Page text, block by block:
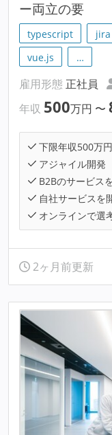
ー両立の要
typescript jira
vue.js
…
雇用形態 正社員
年収 500万円 〜
下限年収500万
アジャイル開発
B2Bのサービス
自社サービスを
オンラインで選
2ヶ月前更新